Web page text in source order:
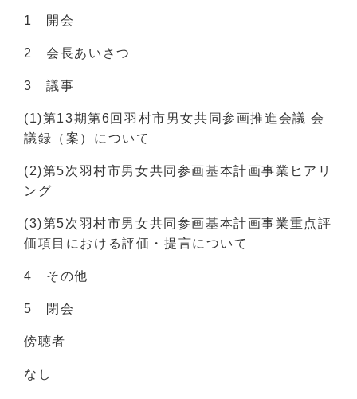
1 開会
2 会長あいさつ
3 議事
(1)第13期第6回羽村市男女共同参画推進会議 会
議録（案）について
(2)第5次羽村市男女共同参画基本計画事業ヒアリ
ング
(3)第5次羽村市男女共同参画基本計画事業重点評
価項目における評価・提言について
4 その他
5 閉会
傍聴者
なし